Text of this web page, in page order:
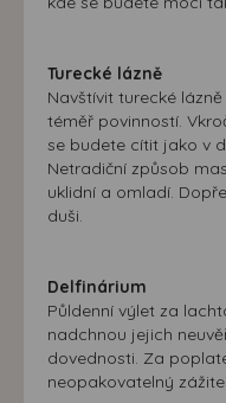
Turecké lázně
Navštívit turecké
téměř povinností.
se budete cítit jako v
Netradiční způsob
uklidní a omladí.
duši.
Delfinárium
Půldenní výlet za
nadchnou jejich
dovednosti. Za
neopakovatelný